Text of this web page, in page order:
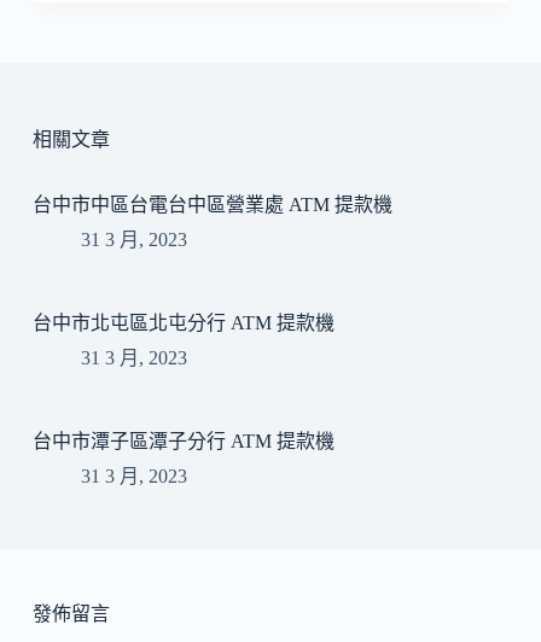
相關文章
台中市中區台電台中區營業處 ATM 提款機
31 3 月, 2023
台中市北屯區北屯分行 ATM 提款機
31 3 月, 2023
台中市潭子區潭子分行 ATM 提款機
31 3 月, 2023
發佈留言